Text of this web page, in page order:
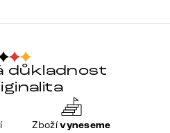
důkladnost
Zbožívyneseme